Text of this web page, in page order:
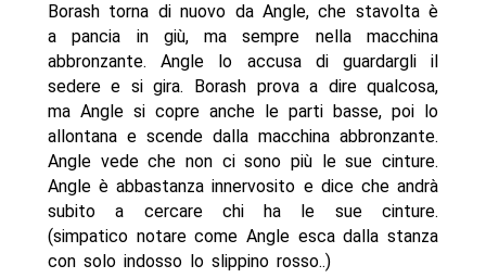
Borash torna di nuovo da Angle, che stavolta è
a pancia in giù, ma sempre nella macchina
abbronzante. Angle lo accusa di guardargli il
sedere e si gira. Borash prova a dire qualcosa,
ma Angle si copre anche le parti basse, poi lo
allontana e scende dalla macchina abbronzante.
Angle vede che non ci sono più le sue cinture.
Angle è abbastanza innervosito e dice che andrà
subito a cercare chi ha le sue cinture.
(simpatico notare come Angle esca dalla stanza
con solo indosso lo slippino rosso..)